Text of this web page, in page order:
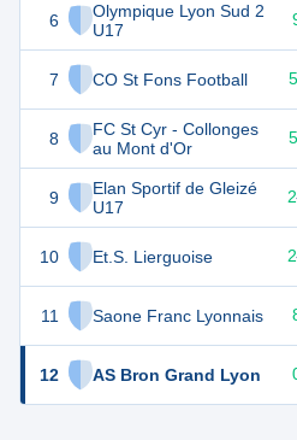
6
Olympique Lyon Sud 2
U17
7 CO St Fons Football
8
FC St Cyr - Collonges
au Mont d'Or
9
Elan Sportif de Gleizé
U17
10 Et.S. Lierguoise
11 Saone Franc Lyonnais
12 AS Bron Grand Lyon
29 20
19 5
16 19 5
9 20 2
2
26 19
1 0